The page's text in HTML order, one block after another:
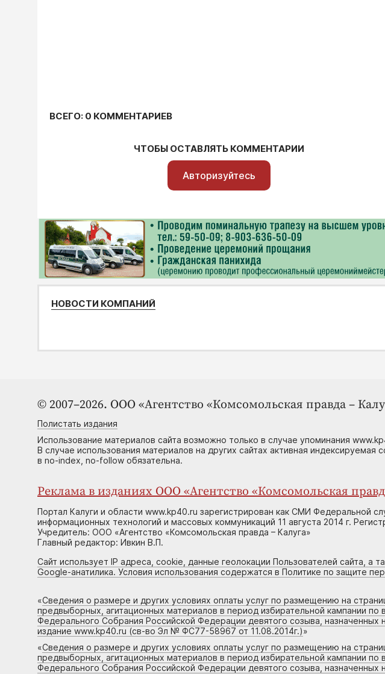
ВСЕГО: 0 КОММЕНТАРИЕВ
ЧТОБЫ ОСТАВЛЯТЬ КОММЕНТАРИИ
Авторизуйтесь
НОВОСТИ КОМПАНИЙ
© 2007–2026. ООО «Агентство «Комсомольская правда –
Полистать издания
Использование материалов сайта возможно только в случае упоминания
В случае использования материалов на других сайтах активная индексируемая
в no-index, no-follow обязательна.
Реклама в изданиях ООО «Агентство «Комсомольская
Портал Калуги и области www.kp40.ru зарегистрирован как СМИ Федеральной
информационных технологий и массовых коммуникаций 11 августа 2014 г.
Учредитель: ООО «Агентство «Комсомольская правда – Калуга»
Главный редактор: Ивкин В.П.
Сайт использует IP адреса, cookie, данные геолокации Пользователей сайта, а
Google-анатилика. Условия использования содержатся в Политике по защите
«Сведения о размере и других условиях оплаты услуг по размещению на
предвыборных, агитационных материалов в период избирательной кампании
Федерального Собрания Российской Федерации девятого созыва, назначенных
издание www.kp40.ru (св-во Эл № ФС77-58967 от 11.08.2014г.)»
«Сведения о размере и других условиях оплаты услуг по размещению на
предвыборных, агитационных материалов в период избирательной кампании
Федерального Собрания Российской Федерации девятого созыва, назначенных